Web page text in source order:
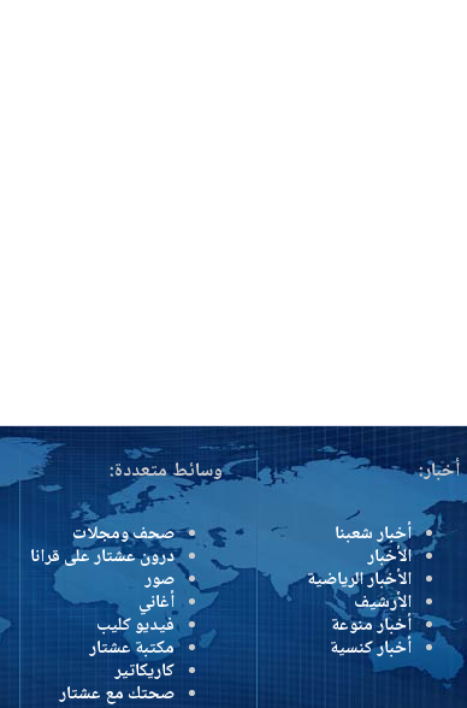
أخبار:
أخبار شعبنا
الأخبار
الأخبار الرياضية
الأرشيف
أخبار منوعة
أخبار كنسية
وسائط متعددة:
صحف ومجلات
درون عشتار على قرانا
صور
أغاني
فيديو كليب
مكتبة عشتار
كاريكاتير
صحتك مع عشتار